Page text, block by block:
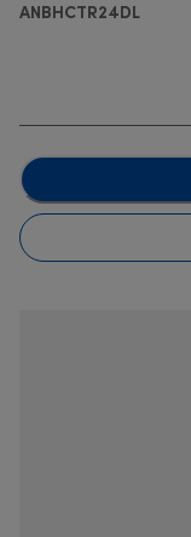
ANBHCTR24DL